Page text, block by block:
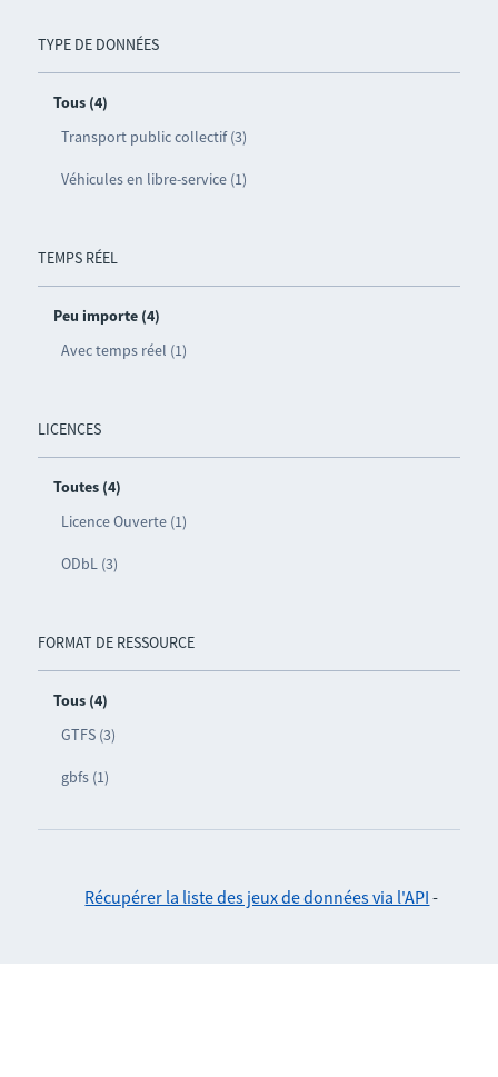
TYPE DE DONNÉES
Tous (4)
Transport public collectif (3)
Véhicules en libre-service (1)
TEMPS RÉEL
Peu importe (4)
Avec temps réel (1)
LICENCES
Toutes (4)
Licence Ouverte (1)
ODbL (3)
FORMAT DE RESSOURCE
Tous (4)
GTFS (3)
gbfs (1)
Récupérer la liste des jeux de données via l'API -